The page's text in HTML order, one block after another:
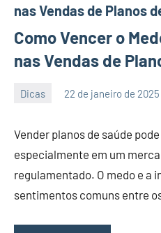
nas Vendas de Planos
Como Vencer o
nas Vendas de
Dicas 22 de janeiro de 2025
Vender planos de saúde
especialmente em um
regulamentado. O medo e a
sentimentos comuns entre